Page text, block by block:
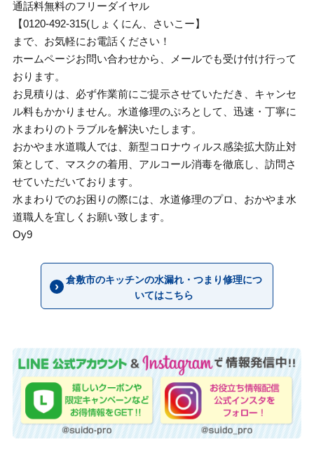
通話料無料のフリーダイヤル
【0120-492-315(しょくにん、さいこー】
まで、お気軽にお電話ください！
ホームページお問い合わせから、メールでも受け付け行って
おります。
お見積りは、必ず作業前にご提示させていただき、キャンセ
ル料もかかりません。水道修理のぷろとして、迅速・丁寧に
水まわりのトラブルを解決いたします。
おかやま水道職人では、新型コロナウィルス感染拡大防止対
策として、マスクの着用、アルコール消毒を徹底し、訪問さ
せていただいております。
水まわりでのお困りの際には、水道修理のプロ、おかやま水
道職人を宜しくお願い致します。
Oy9
倉敷市のキッチンの水漏れ・つまり修理につ
いてはこちら